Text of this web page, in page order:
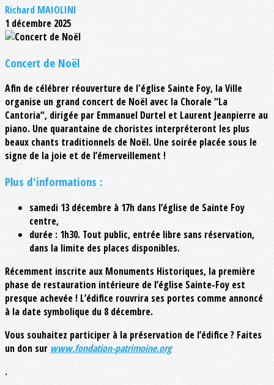
Richard MAIOLINI
1 décembre 2025
Concert de Noël
Afin de célébrer réouverture de l'église Sainte Foy, la Ville
organise un grand concert de Noël avec la Chorale “La
Cantoria“, dirigée par Emmanuel Durtel et Laurent Jeanpierre au
piano. Une quarantaine de choristes interpréteront les plus
beaux chants traditionnels de Noël. Une soirée placée sous le
signe de la joie et de l’émerveillement !
Plus d'informations :
samedi 13 décembre à 17h dans l’église de Sainte Foy
centre,
durée : 1h30. Tout public, entrée libre sans réservation,
dans la limite des places disponibles.
Récemment inscrite aux Monuments Historiques, la première
phase de restauration intérieure de l’église Sainte-Foy est
presque achevée ! L’édifice rouvrira ses portes comme annoncé
à la date symbolique du 8 décembre.
Vous souhaitez participer à la préservation de l’édifice ? Faites
un don sur www.fondation-patrimoine.org
.